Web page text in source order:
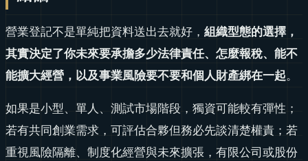
營業登記不是單純把資料送出去就好， 組織型態的選擇，
其實決定了你未來要承擔多少法律責任、怎麼報稅、能不
能擴大經營，以及事業風險要不要和個人財產綁在一起。
如果是小型、單人、測試市場階段，獨資可能較有彈性；
若有共同創業需求，可評估合夥但務必先談清楚權責；若
重視風險隔離、制度化經營與未來擴張，有限公司或股份